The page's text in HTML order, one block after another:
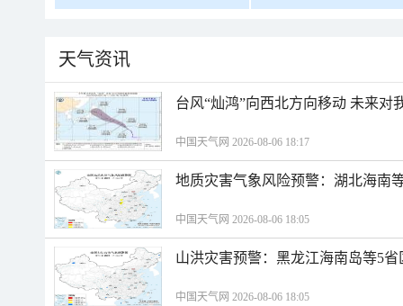
天气资讯
台风“灿鸿”向西北方向移动 未来对
中国天气网 2026-08-06 18:17
地质灾害气象风险预警：湖北海南
中国天气网 2026-08-06 18:05
山洪灾害预警：黑龙江海南岛等5
中国天气网 2026-08-06 18:05